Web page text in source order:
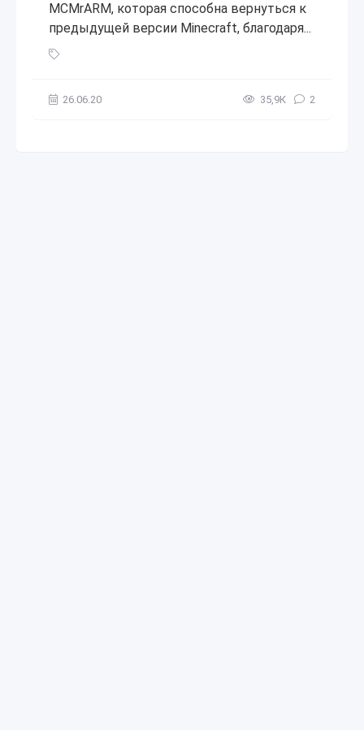
MCMrARM, которая способна вернуться к
предыдущей версии Minecraft, благодаря...
26.06.20 35,9К 2